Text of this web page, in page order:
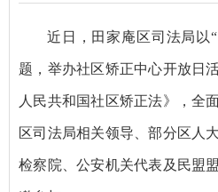
近日，田家庵区司法局以
题，举办社区矫正中心开放日
人民共和国社区矫正法》，全
区司法局相关领导、部分区人
检察院、公安机关代表及民盟